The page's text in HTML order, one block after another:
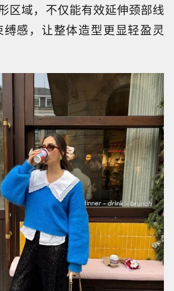
区域，不仅能有效延伸颈部线
感，让整体造型更显轻盈灵